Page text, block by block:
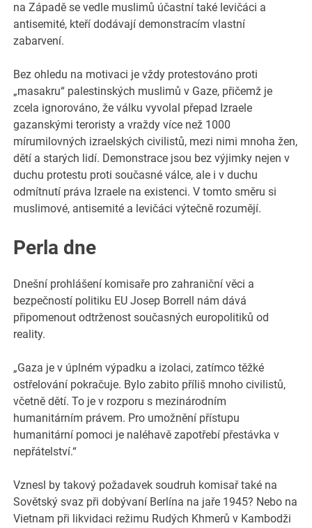
na Západě se vedle muslimů účastní také levičáci a
antisemité, kteří dodávají demonstracím vlastní
zabarvení.
Bez ohledu na motivaci je vždy protestováno proti
„masakru“ palestinských muslimů v Gaze, přičemž je
zcela ignorováno, že válku vyvolal přepad Izraele
gazanskými teroristy a vraždy více než 1000
mírumilovných izraelských civilistů, mezi nimi mnoha žen,
dětí a starých lidí. Demonstrace jsou bez výjimky nejen v
duchu protestu proti současné válce, ale i v duchu
odmítnutí práva Izraele na existenci. V tomto směru si
muslimové, antisemité a levičáci výtečně rozumějí.
Perla dne
Dnešní prohlášení komisaře pro zahraniční věci a
bezpečností politiku EU Josep Borrell nám dává
připomenout odtrženost současných europolitiků od
reality.
„Gaza je v úplném výpadku a izolaci, zatímco těžké
ostřelování pokračuje. Bylo zabito příliš mnoho civilistů,
včetně dětí. To je v rozporu s mezinárodním
humanitárním právem. Pro umožnění přístupu
humanitární pomoci je naléhavě zapotřebí přestávka v
nepřátelství.“
Vznesl by takový požadavek soudruh komisař také na
Sovětský svaz při dobývaní Berlína na jaře 1945? Nebo na
Vietnam při likvidaci režimu Rudých Khmerů v Kambodži